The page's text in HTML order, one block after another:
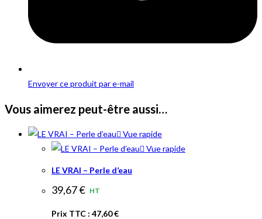
Envoyer ce produit par e-mail
Vous aimerez peut-être aussi…
Vue rapide
Vue rapide
LE VRAI – Perle d’eau
39,67€ HT
Prix TTC : 47,60€